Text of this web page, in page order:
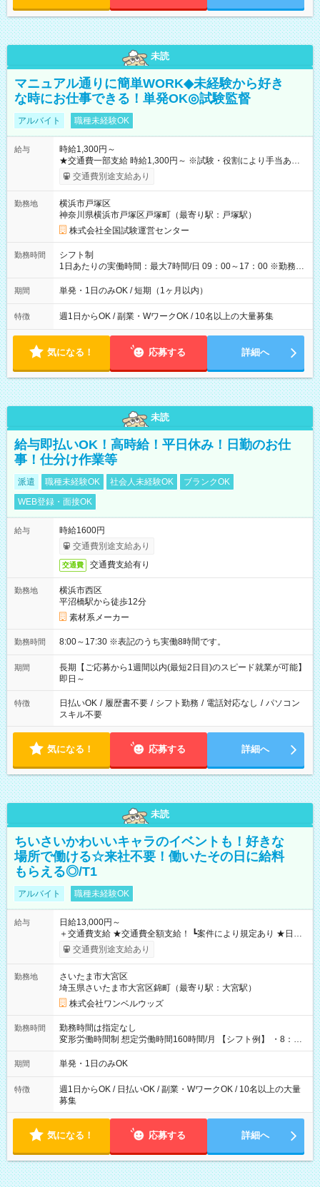
未読
マニュアル通りに簡単WORK◆未経験から好き
な時にお仕事できる！単発OK◎試験監督
アルバイト 職種未経験OK
給与
時給1,300円～
★交通費一部支給 時給1,300円～ ※試験・役割により手当あり
※勤務回数により昇給あり 【即給（前払い）オプションあ
り！】 希望される場合、勤務から1週間ほどで給与の一部を受け
例】 ・河合塾模擬試験 8:30～17:30（休憩1時間） 時給1,300円
×8時間＝日収10,400円＋交通費 ※当日の役割により時給＋100
円の場合あり ・国家試験 7:00～13:30（休憩なし） 時給1,300
円（役割手当＋100円）×6時間＝日収8,400円＋交通費 【試用期
間】試用期間なし
交通費別途支給あり
勤務地
横浜市戸塚区
神奈川県横浜市戸塚区戸塚町（最寄り駅：戸塚駅）
株式会社全国試験運営センター
勤務時間
シフト制
1日あたりの実働時間：最大7時間/日 09：00～17：00 ※勤務時
間は 試験により異なります。
期間 単発・1日のみOK / 短期（1ヶ月以内）
特徴 週1日からOK / 副業・WワークOK / 10名以上の大量募集
気になる！ 応募する 詳細へ
未読
給与即払いOK！高時給！平日休み！日勤のお仕
事！仕分け作業等
派遣 職種未経験OK 社会人未経験OK
ブランクOK
WEB登録・面接OK
給与
時給1600円
交通費別途支給あり
交通費 交通費支給有り
勤務地
横浜市西区
平沼橋駅から徒歩12分
素材系メーカー
勤務時間 8:00～17:30 ※表記のうち実働8時間です。
期間
長期【ご応募から1週間以内(最短2日目)のスピード就業が可能】
即日～
特徴 日払いOK / 履歴書不要 / シフト勤務 / 電話対応なし / パソコン
スキル不要
気になる！ 応募する 詳細へ
未読
ちいさいかわいいキャラのイベントも！好きな
場所で働ける☆来社不要！働いたその日に給料
もらえる◎/T1
アルバイト 職種未経験OK
給与
日給13,000円～
＋交通費支給 ★交通費全額支給！ ┗案件により規定あり ★日払
いOK！（規定あり） ┗働いたその日に現金GET♪ お仕事後はコ
ンビニATMから 日払い分を引き落とせます！ 【試用期間】試
交通費別途支給あり
勤務地
さいたま市大宮区
埼玉県さいたま市大宮区錦町（最寄り駅：大宮駅）
株式会社ワンベルウッズ
勤務時間
勤務時間は指定なし
変形労働時間制 想定労働時間160時間/月 【シフト例】 ・8：00
～21：00
期間 単発・1日のみOK
特徴
週1日からOK / 日払いOK / 副業・WワークOK / 10名以上の大量
募集
気になる！ 応募する 詳細へ